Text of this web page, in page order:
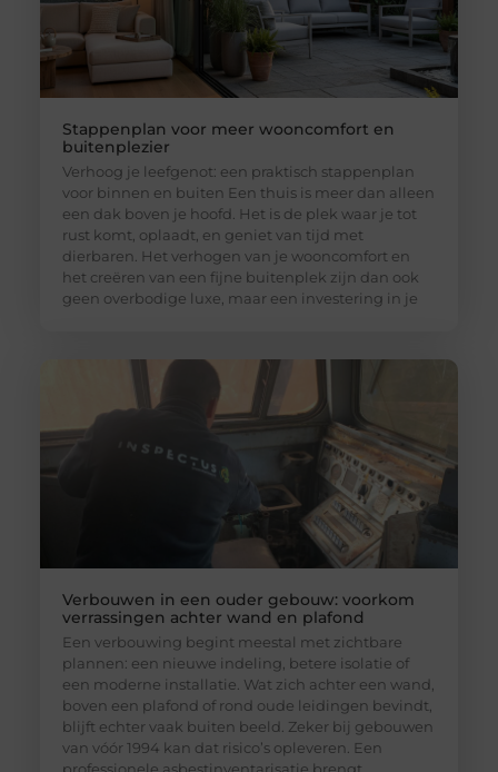
Stappenplan voor meer wooncomfort en
buitenplezier
Verhoog je leefgenot: een praktisch stappenplan
voor binnen en buiten Een thuis is meer dan alleen
een dak boven je hoofd. Het is de plek waar je tot
rust komt, oplaadt, en geniet van tijd met
dierbaren. Het verhogen van je wooncomfort en
het creëren van een fijne buitenplek zijn dan ook
geen overbodige luxe, maar een investering in je
Verbouwen in een ouder gebouw: voorkom
verrassingen achter wand en plafond
Een verbouwing begint meestal met zichtbare
plannen: een nieuwe indeling, betere isolatie of
een moderne installatie. Wat zich achter een wand,
boven een plafond of rond oude leidingen bevindt,
blijft echter vaak buiten beeld. Zeker bij gebouwen
van vóór 1994 kan dat risico’s opleveren. Een